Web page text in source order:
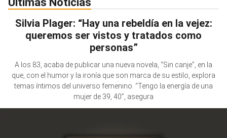
Silvia Plager: “Hay una rebeldía en la vejez:
queremos ser vistos y tratados como
personas”
A los 83, acaba de publicar una nueva novela, “Sin canje”, en la
que, con el humor y la ironía que son marca de su estilo, explora
temas íntimos del universo femenino. “Tengo la energía de una
mujer de 39, 40”, asegura